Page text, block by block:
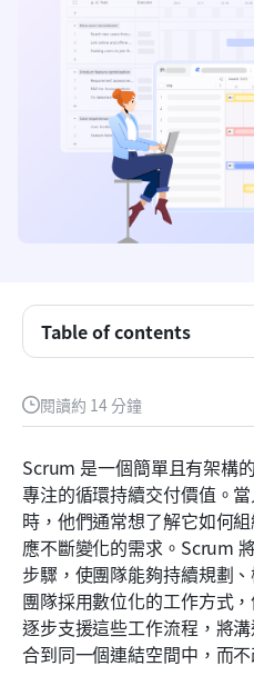
閱讀約 14 分鐘
Scrum 是一個簡單且有架構
專注的循環持續交付價值。
時，他們通常想了解它如何
應不斷變化的需求。Scrum
步驟，使團隊能夠持續規劃
團隊採用數位化的工作方式
逐步支援這些工作流程，將
合到同一個連結空間中，而
Table of contents
什麼是Scrum，為什麼現
什麼是Scrum方法論？
Scrum 如何融入敏捷方法論
Scrum 重要儀式及其成效
Scrum 工件及其如何推動
Scrum 中團隊經常忽略的
基本看板
實踐Scrum：使用Lark管
程
結論
常見問題
什麼是認證的Scrum主管